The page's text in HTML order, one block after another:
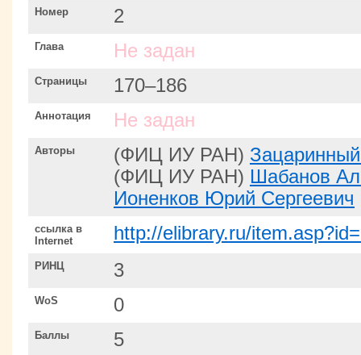
Номер 2
Глава Не задан
Страницы 170–186
Аннотация Не задан
Авторы (ФИЦ ИУ РАН)
(ФИЦ ИУ РАН) Шабанов
Ионенков Юрий Сергеевич
ссылка в
Internet
http://elibrary.ru/
РИНЦ 3
WoS 0
Баллы 5